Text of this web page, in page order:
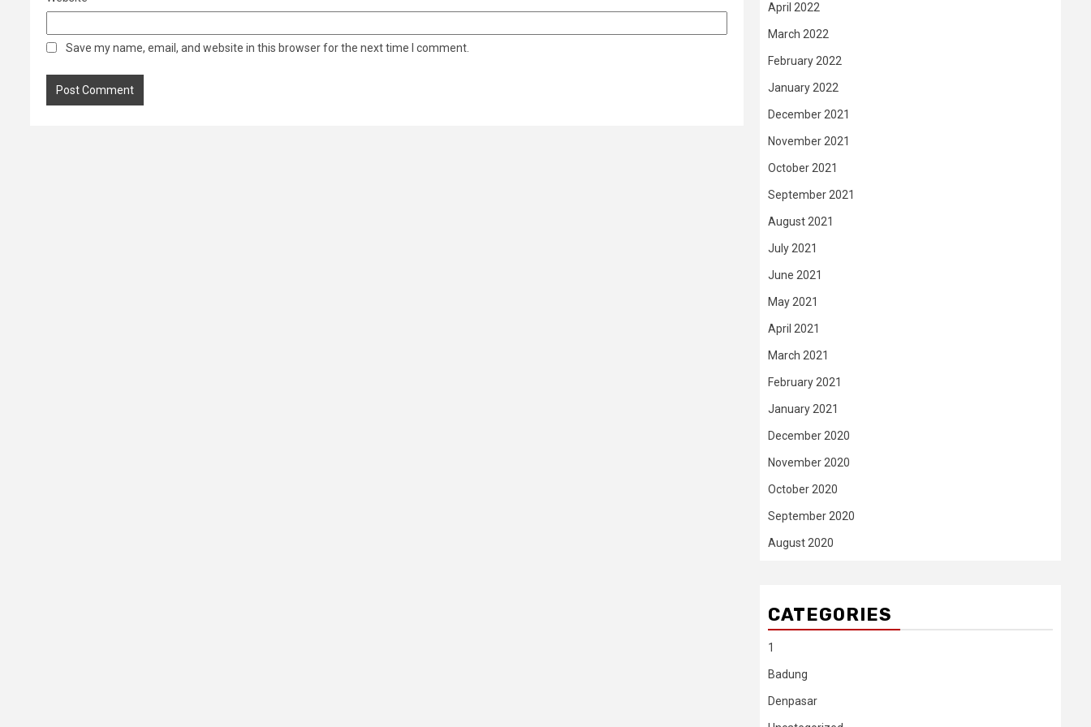
Save my name, email, and website in this browser for the next time I comment.
April 2022
March 2022
February 2022
January 2022
December 2021
November 2021
October 2021
September 2021
August 2021
July 2021
June 2021
May 2021
April 2021
March 2021
February 2021
January 2021
December 2020
November 2020
October 2020
September 2020
August 2020
CATEGORIES
1
Badung
Denpasar